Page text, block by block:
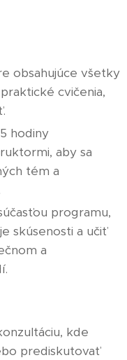
obsahujúce všetky
cvičenia,
hodiny
aby sa
tém a
programu,
skúsenosti a učiť
a
kde
prediskutovať